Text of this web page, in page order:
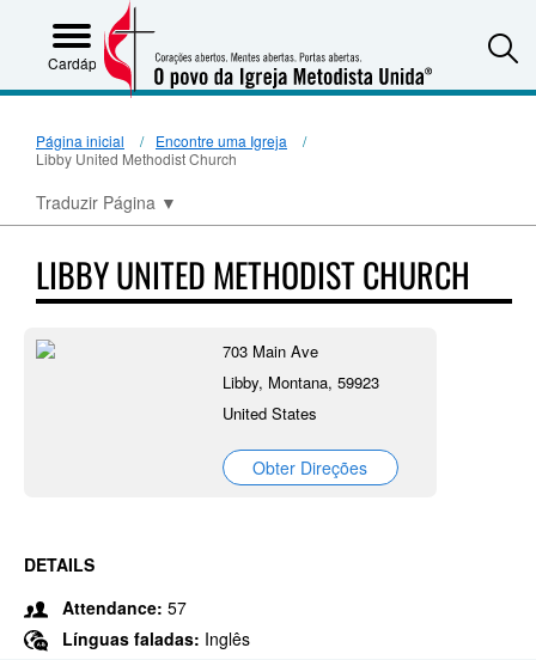
Cardápio
Página inicial
Encontre uma Igreja
Libby United Methodist Church
Traduzir Página ▼
LIBBY UNITED METHODIST CHURCH
703 Main Ave
Libby, Montana, 59923
United States
Obter Direções
DETAILS
Attendance: 57
Línguas faladas: Inglês